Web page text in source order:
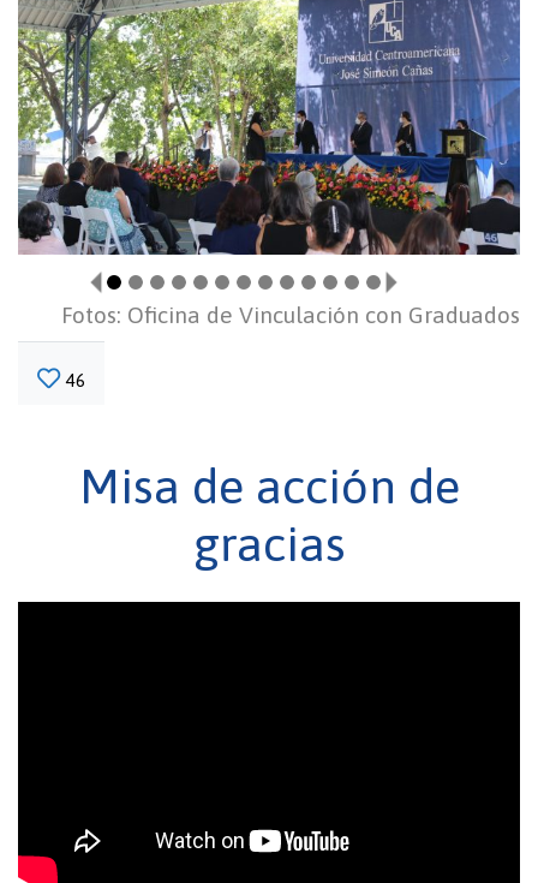
<
>
Fotos: Oficina de Vinculación con Graduados
46
Misa de acción de
gracias